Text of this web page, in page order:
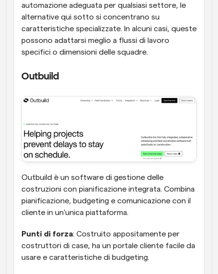
automazione adeguata per qualsiasi settore, le
alternative qui sotto si concentrano su
caratteristiche specializzate. In alcuni casi, queste
possono adattarsi meglio a flussi di lavoro
specifici o dimensioni delle squadre.
Outbuild
Outbuild è un software di gestione delle
costruzioni con pianificazione integrata. Combina
pianificazione, budgeting e comunicazione con il
cliente in un'unica piattaforma.
Punti di forza: Costruito appositamente per
costruttori di case, ha un portale cliente facile da
usare e caratteristiche di budgeting.